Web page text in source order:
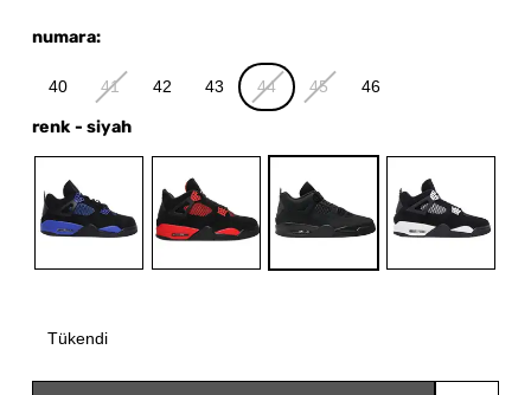
numara:
40 41 42 43 44 45 46
renk- siyah
Tükendi